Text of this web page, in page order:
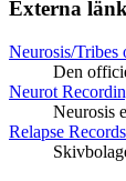
Externa
Neurosis/Tribes
Den
Neurot
Neurosis
Relapse Records